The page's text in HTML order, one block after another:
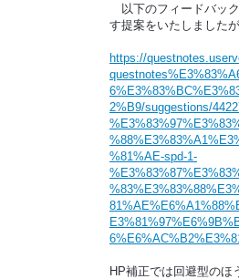
以下のフィードバッ
す提案をいたしました
https://
2%B9/suggestions/
%81%AE-spd-1-
HP補正では回避型のほ